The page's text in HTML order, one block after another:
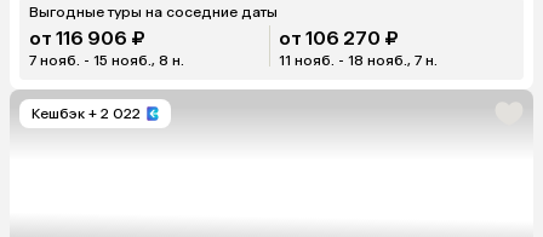
Выгодные туры на соседние даты
от 116 906 ₽
7 нояб. - 15 нояб., 8 н.
от 106 270 ₽
11 нояб. - 18 нояб., 7 н.
Кешбэк + 2 022